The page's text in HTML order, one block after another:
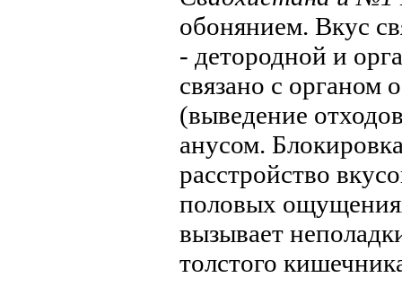
обонянием. Вкус
- детородной и
связано с органом
(выведение
анусом.
расстройство
половых
вызывает
толстого